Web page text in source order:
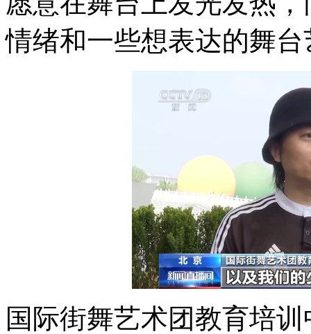
情绪和一些想表达的舞台
国际街舞艺术团教育培